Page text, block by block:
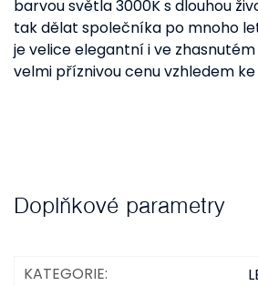
barvou světla 3000K s dlouhou
tak dělat společníka po mnoho
je velice elegantní i ve
velmi příznivou cenu vzhledem
Doplňkové parametry
KATEGORIE: